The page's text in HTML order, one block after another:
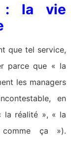
: la vie
que tel service,
parce que « la
les managers
en
la réalité », « la
comme ça »).